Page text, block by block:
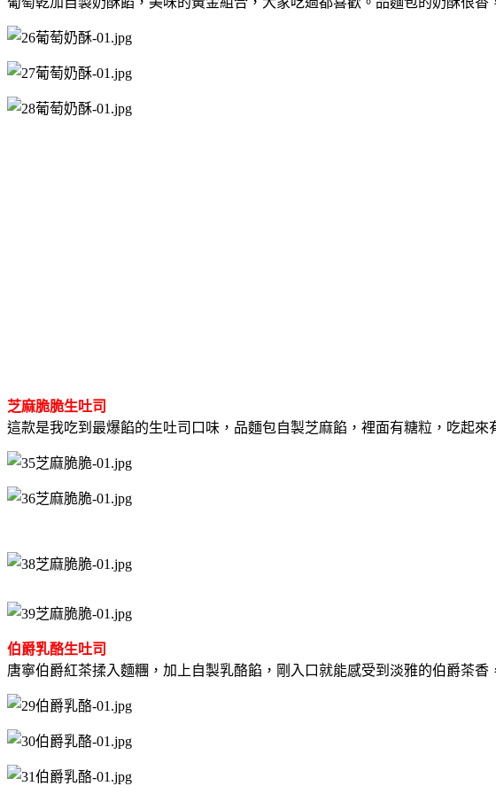
芝麻脆脆生吐司
這款是我吃到最爆餡的生吐司口味，品麵包自製芝麻餡，裡面有糖粒，吃起
伯爵乳酪生吐司
唐寧伯爵紅茶揉入麵糰，加上自製乳酪餡，剛入口就能感受到淡雅的伯爵茶